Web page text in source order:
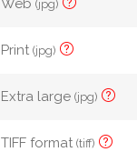
Web(jpg)
Print(jpg)
Extra large(jpg)
TIFF format(tiff)